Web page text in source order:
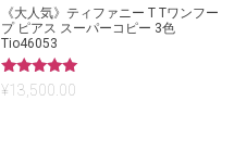
《大人気》ティファニー T Tワンフー
プ ピアス スーパーコピー 3色
Tio46053
5段階中
5.00
¥13,500.00